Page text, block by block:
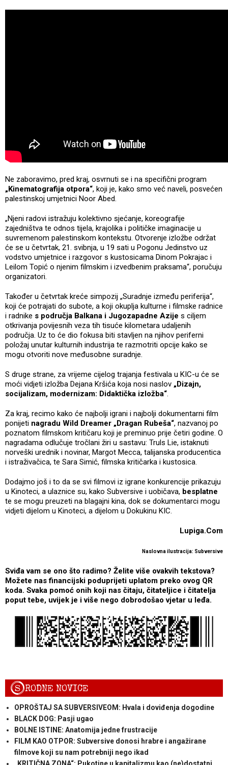
Ne zaboravimo, pred kraj, osvrnuti se i na specifični program
„Kinematografija otpora“, koji je, kako smo već naveli, posvećen
palestinskoj umjetnici Noor Abed.
„Njeni radovi istražuju kolektivno sjećanje, koreografije
zajedništva te odnos tijela, krajolika i političke imaginacije u
suvremenom palestinskom kontekstu. Otvorenje izložbe održat
će se u četvrtak, 21. svibnja, u 19 sati u Pogonu Jedinstvo uz
vodstvo umjetnice i razgovor s kustosicama Dinom Pokrajac i
Leilom Topić o njenim filmskim i izvedbenim praksama“, poručuju
organizatori.
Također u četvrtak kreće simpozij „Suradnje između periferija“,
koji će potrajati do subote, a koji okuplja kulturne i filmske radnice
i radnike s područja Balkana i Jugozapadne Azije s ciljem
otkrivanja povijesnih veza tih tisuće kilometara udaljenih
područja. Uz to će dio fokusa biti stavljen na njihov periferni
položaj unutar kulturnih industrija te razmotriti opcije kako se
mogu otvoriti nove međusobne suradnje.
S druge strane, za vrijeme cijelog trajanja festivala u KIC-u će se
moći vidjeti izložba Dejana Kršića koja nosi naslov „Dizajn,
socijalizam, modernizam: Didaktička izložba“.
Za kraj, recimo kako će najbolji igrani i najbolji dokumentarni film
ponijeti nagradu Wild Dreamer „Dragan Rubeša“, nazvanoj po
poznatom filmskom kritičaru koji je preminuo prije četiri godine. O
nagradama odlučuje tročlani žiri u sastavu: Truls Lie, istaknuti
norveški urednik i novinar, Margot Mecca, talijanska producentica
i istraživačica, te Sara Simić, filmska kritičarka i kustosica.
Dodajmo još i to da se svi filmovi iz igrane konkurencije prikazuju
u Kinoteci, a ulaznice su, kako Subversive i uobičava, besplatne
te se mogu preuzeti na blagajni kina, dok se dokumentarci mogu
vidjeti dijelom u Kinoteci, a dijelom u Dokukinu KIC.
Lupiga.Com
Naslovna ilustracija: Subversive
Sviđa vam se ono što radimo? Želite više ovakvih tekstova?
Možete nas financijski poduprijeti uplatom preko ovog QR
koda. Svaka pomoć onih koji nas čitaju, čitateljice i čitatelja
poput tebe, uvijek je i više nego dobrodošao vjetar u leđa.
SRODNE NOVICE
OPROŠTAJ SA SUBVERSIVEOM: Hvala i doviđenja dogodine
BLACK DOG: Pasji ugao
BOLNE ISTINE: Anatomija jedne frustracije
FILM KAO OTPOR: Subversive donosi hrabre i angažirane
filmove koji su nam potrebniji nego ikad